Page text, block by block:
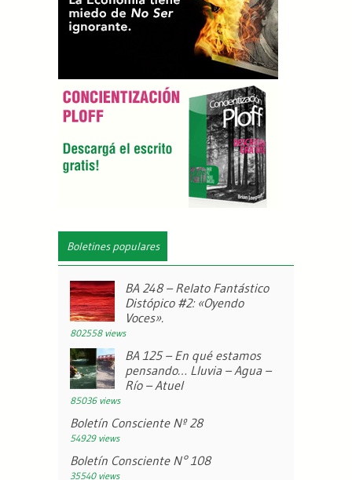
Boletines populares
BA 248 – Relato Fantástico
Distópico #2: «Oyendo
Voces».
802558 views
BA 125 – En qué estamos
pensando… Lluvia – Agua –
Río – Atuel
85036 views
Boletín Consciente Nº 28
54929 views
Boletín Consciente N° 108
35540 views